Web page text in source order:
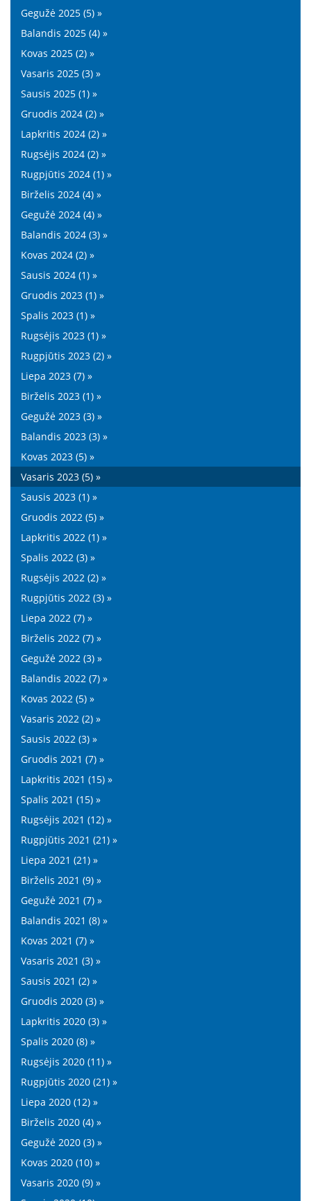
Gegužė 2025 (5) »
Balandis 2025 (4) »
Kovas 2025 (2) »
Vasaris 2025 (3) »
Sausis 2025 (1) »
Gruodis 2024 (2) »
Lapkritis 2024 (2) »
Rugsėjis 2024 (2) »
Rugpjūtis 2024 (1) »
Birželis 2024 (4) »
Gegužė 2024 (4) »
Balandis 2024 (3) »
Kovas 2024 (2) »
Sausis 2024 (1) »
Gruodis 2023 (1) »
Spalis 2023 (1) »
Rugsėjis 2023 (1) »
Rugpjūtis 2023 (2) »
Liepa 2023 (7) »
Birželis 2023 (1) »
Gegužė 2023 (3) »
Balandis 2023 (3) »
Kovas 2023 (5) »
Vasaris 2023 (5) »
Sausis 2023 (1) »
Gruodis 2022 (5) »
Lapkritis 2022 (1) »
Spalis 2022 (3) »
Rugsėjis 2022 (2) »
Rugpjūtis 2022 (3) »
Liepa 2022 (7) »
Birželis 2022 (7) »
Gegužė 2022 (3) »
Balandis 2022 (7) »
Kovas 2022 (5) »
Vasaris 2022 (2) »
Sausis 2022 (3) »
Gruodis 2021 (7) »
Lapkritis 2021 (15) »
Spalis 2021 (15) »
Rugsėjis 2021 (12) »
Rugpjūtis 2021 (21) »
Liepa 2021 (21) »
Birželis 2021 (9) »
Gegužė 2021 (7) »
Balandis 2021 (8) »
Kovas 2021 (7) »
Vasaris 2021 (3) »
Sausis 2021 (2) »
Gruodis 2020 (3) »
Lapkritis 2020 (3) »
Spalis 2020 (8) »
Rugsėjis 2020 (11) »
Rugpjūtis 2020 (21) »
Liepa 2020 (12) »
Birželis 2020 (4) »
Gegužė 2020 (3) »
Kovas 2020 (10) »
Vasaris 2020 (9) »